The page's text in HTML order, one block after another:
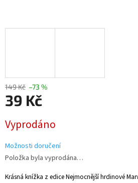
149 Kč –73 %
39 Kč
cena:
Vyprodáno
Možnosti doručení
Položka byla vyprodána…
Krásná knížka z edice Nejmocnější hrdinové